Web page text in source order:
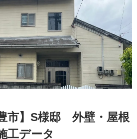
市】S様邸 外壁・屋根
工データ